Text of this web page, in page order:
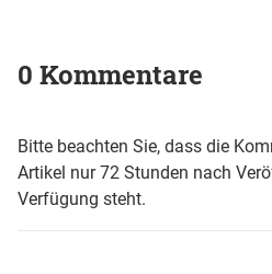
0 Kommentare
Bitte beachten Sie, dass die
Artikel nur 72 Stunden nach
Verfügung steht.